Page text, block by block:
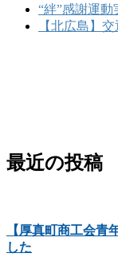
“絆”感謝運動
【北広島】
最近の投稿
【厚真町商工会青
した